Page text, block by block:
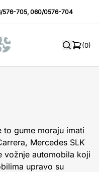
576-705,060/0576-704
(0)
to gume moraju imati
Mercedes SLK
vožnje automobila koji
upravo su